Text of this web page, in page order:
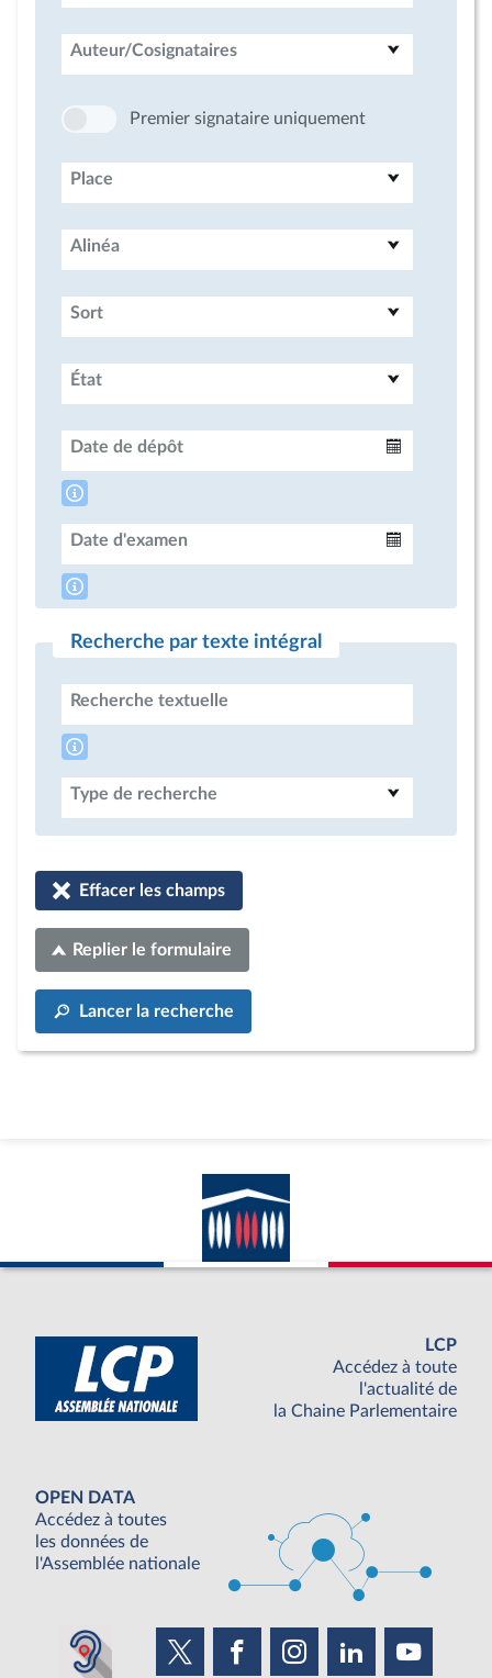
Auteur/Cosignataires
Premier signataire uniquement
Place
Alinéa
Sort
État
Date de dépôt
Date d'examen
Recherche par texte intégral
Recherche textuelle
Type de recherche
Effacer les champs
Replier le formulaire
Lancer la recherche
LCP
Accédez à toute
l'actualité de
la Chaine Parlementaire
OPEN DATA
Accédez à toutes
les données de
l'Assemblée nationale